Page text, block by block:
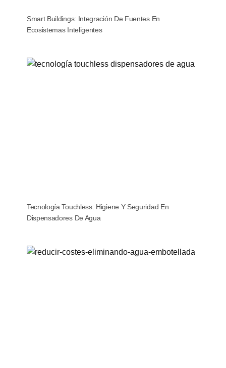
Smart Buildings: Integración De Fuentes En
Ecosistemas Inteligentes
Tecnología Touchless: Higiene Y Seguridad En
Dispensadores De Agua